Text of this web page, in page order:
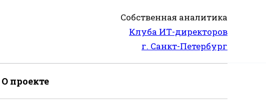
Собственная аналитика
Клуба ИТ-директоров
г. Санкт-Петербург
О проекте